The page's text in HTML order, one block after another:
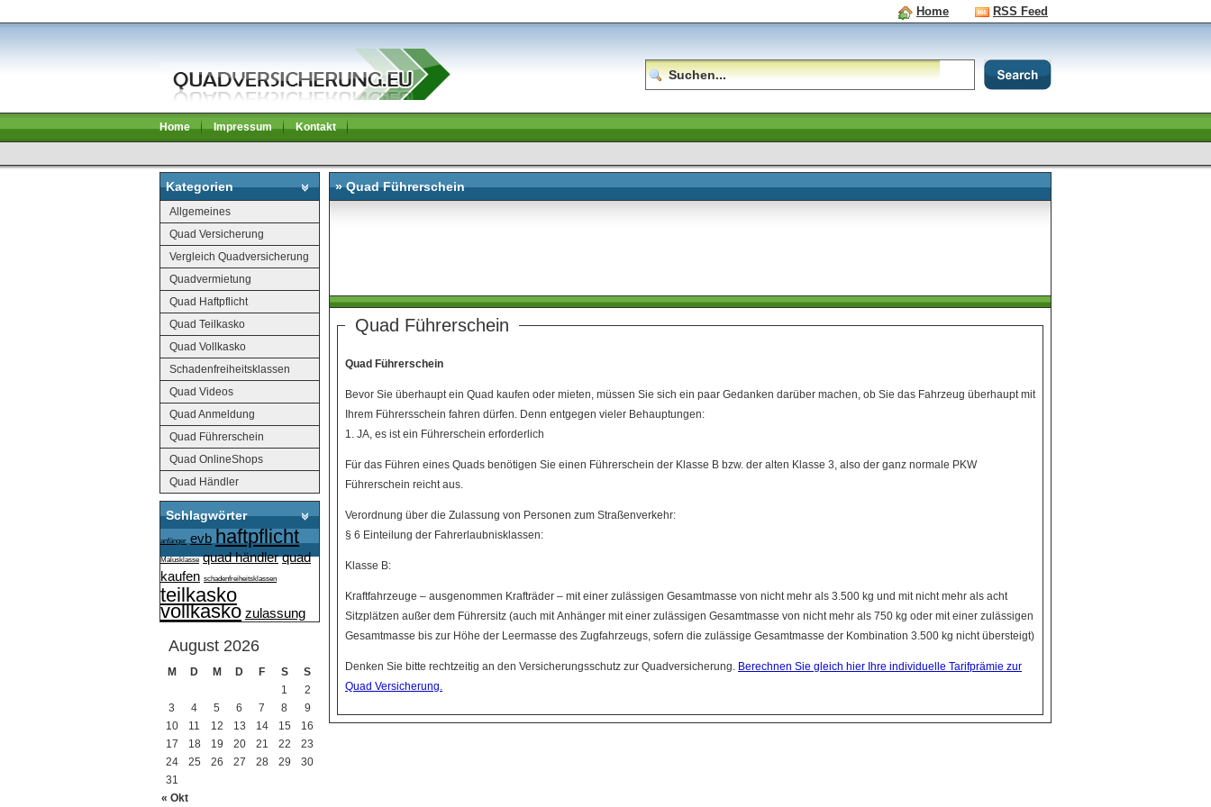
Home RSS Feed
Home Impressum Kontakt
Kategorien
Allgemeines
Quad Versicherung
Vergleich Quadversicherung
Quadvermietung
Quad Haftpflicht
Quad Teilkasko
Quad Vollkasko
Schadenfreiheitsklassen
Quad Videos
Quad Anmeldung
Quad Führerschein
Quad OnlineShops
Quad Händler
Schlagwörter
anfänger evb haftpflicht
Malusklasse quad händler quad
kaufen schadenfreiheitsklassen
teilkasko
vollkasko zulassung
August 2026
M D M D F S S
« Okt
1
2
3
4 5 6 7 8
9
10
11 12 13 14 15
16
17
18 19 20 21 22
23
24
25 26 27 28 29
30
31
» Quad Führerschein
Quad Führerschein
Quad Führerschein
Bevor Sie überhaupt ein Quad kaufen oder mieten, müssen Sie sich ein paar Gedanken darüber machen, ob Sie das Fahrzeug überhaupt mit
Ihrem Führersschein fahren dürfen. Denn entgegen vieler Behauptungen:
1. JA, es ist ein Führerschein erforderlich
Für das Führen eines Quads benötigen Sie einen Führerschein der Klasse B bzw. der alten Klasse 3, also der ganz normale PKW
Führerschein reicht aus.
Verordnung über die Zulassung von Personen zum Straßenverkehr:
§ 6 Einteilung der Fahrerlaubnisklassen:
Klasse B:
Kraftfahrzeuge – ausgenommen Krafträder – mit einer zulässigen Gesamtmasse von nicht mehr als 3.500 kg und mit nicht mehr als acht
Sitzplätzen außer dem Führersitz (auch mit Anhänger mit einer zulässigen Gesamtmasse von nicht mehr als 750 kg oder mit einer zulässigen
Gesamtmasse bis zur Höhe der Leermasse des Zugfahrzeugs, sofern die zulässige Gesamtmasse der Kombination 3.500 kg nicht übersteigt)
Denken Sie bitte rechtzeitig an den Versicherungsschutz zur Quadversicherung. Berechnen Sie gleich hier Ihre individuelle Tarifprämie zur
Quad Versicherung.